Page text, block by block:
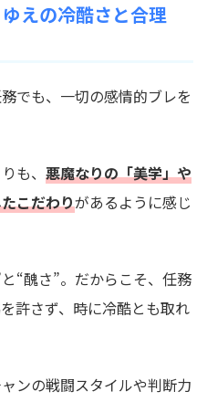
えの冷酷さと合理
でも、一切の感情的ブレを
も、 悪魔なりの「美学」や
こだわりがあるように感じ
“醜さ”。だからこそ、任務
許さず、時に冷酷とも取れ
ンの戦闘スタイルや判断力